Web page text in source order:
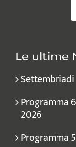
Le ultime
Settembriadi
Programma
2026
Programma